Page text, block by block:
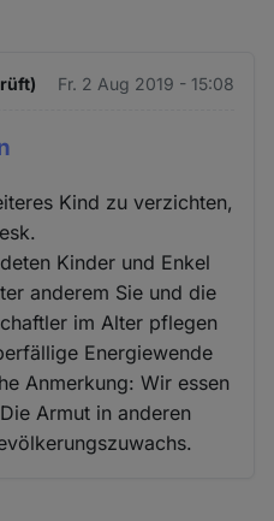
Fr. 2 Aug 2019 - 15:08
Kind zu verzichten,
Kinder und Enkel
anderem Sie und die
im Alter pflegen
Energiewende
Anmerkung: Wir essen
Armut in anderen